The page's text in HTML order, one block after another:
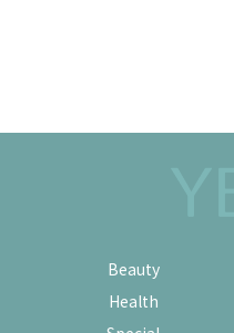
Beauty
Health